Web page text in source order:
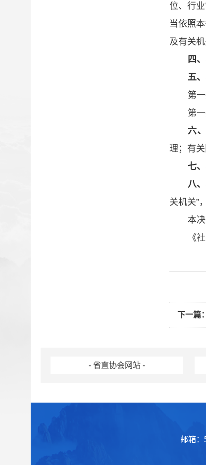
位、行
当依照
及有关
四、
五、
第
第
六、
理；有
七、
八、
关机关”，
本
《
下一篇：
- 省直协会网站 -
邮箱